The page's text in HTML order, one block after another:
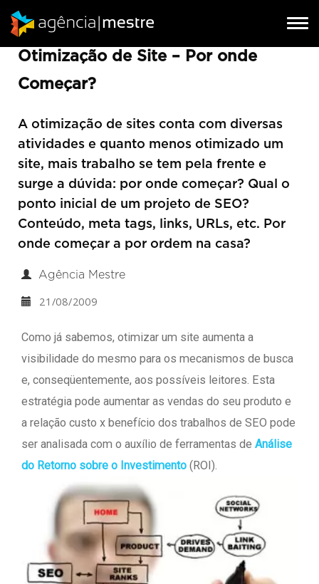
SEO
Otimização de Site – Por onde
Começar?
A otimização de sites conta com diversas
atividades e quanto menos otimizado um
site, mais trabalho se tem pela frente e
surge a dúvida: por onde começar? Qual o
ponto inicial de um projeto de SEO?
Conteúdo, meta tags, links, URLs, etc. Por
onde começar a por ordem na casa?
Agência Mestre
21/08/2009
Como já sabemos, otimizar um site aumenta a
visibilidade do mesmo para os mecanismos de busca
e, conseqüentemente, aos possíveis leitores. Esta
estratégia pode aumentar as vendas do seu produto e
a relação custo x benefício dos trabalhos de SEO pode
ser analisada com o auxílio de ferramentas de Análise
do Retorno sobre o Investimento (ROI).